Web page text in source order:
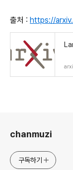
출처 : https://
chanmuzi
구독하기